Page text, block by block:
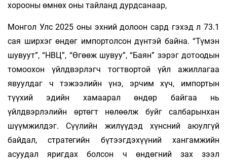
хорооны өмнөх оны тайланд дурдсанаар,
Монгол Улс 2025 оны эхний долоон сард гэхэд л 73.1
сая ширхэг өндөг импортолсон дүнтэй байна. “Түмэн
шувуут”, “НВЦ”, “Өгөөж шувуу”, “Баян” зэрэг дотоодын
томоохон үйлдвэрлэгч тогтвортой үйл ажиллагаа
явуулдаг ч тэжээлийн үнэ, эрчим хүч, импортын
түүхий эдийн хамаарал өндөр байгаа нь
үйлдвэрлэлийн өртөгт нөлөөлж буйг салбарынхан
шүүмжилдэг. Сүүлийн жилүүдэд хүнсний аюулгүй
байдал, стратегийн бүтээгдэхүүний хангамжийн
асуудал яригдах болсон ч өндөгний зах зээл